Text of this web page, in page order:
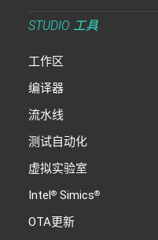
STUDIO 工具
工作区
编译器
流水线
测试自动化
虚拟实验室
Intel® Simics®
OTA更新